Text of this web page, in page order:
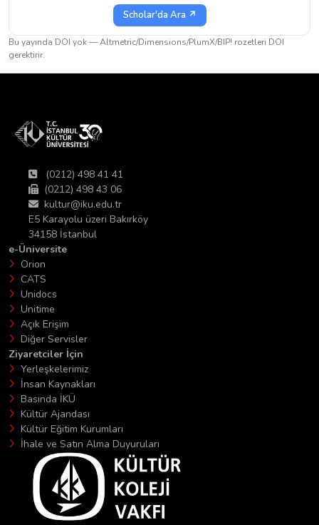
Scholar'da Ara ↗
Bu yayında DOI yok — Altmetric/Dimensions/PlumX/BIP! rozetleri DOI
gerektirir.
(0212) 498 41 41
(0212) 498 43 06
kultur@iku.edu.tr
E5 Karayolu üzeri Bakırköy
34158 İstanbul
e-Üniversite
Orion
CATS
Unidocs
Unitime
Açık Erişim
Diğer Servisler
Ziyaretciler İçin
Yerleşkelerimiz
İnsan Kaynakları
Basında İKÜ
Kültür Ajandası
Kültür Eğitim Kurumları
İhale ve Satın Alma Duyuruları